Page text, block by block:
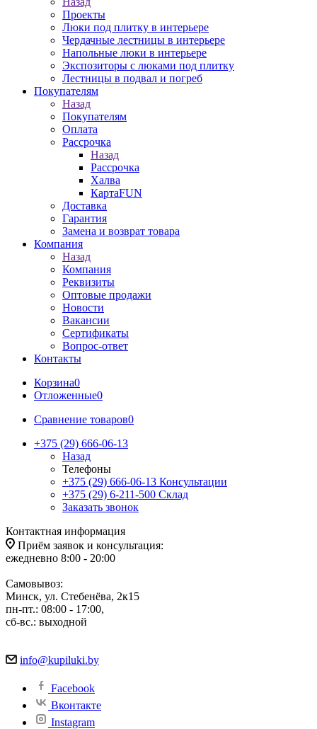
Проекты
Люки под плитку в интерьере
Чердачные лестницы в интерьере
Напольные люки в интерьере
Экспозиторы с люками под плитку
Лестницы в подвал и погреб
Покупателям
Назад
Покупателям
Оплата
Рассрочка
Назад
Рассрочка
Халва
КартаFUN
Доставка
Гарантия
Замена и возврат товара
Компания
Назад
Компания
Реквизиты
Оптовые продажи
Новости
Вакансии
Сертификаты
Вопрос-ответ
Контакты
Корзина0
Отложенные0
Сравнение товаров0
+375 (29) 666-06-13
Назад
Телефоны
+375 (29) 666-06-13 Консультации
+375 (29) 6-211-500 Склад
Заказать звонок
Контактная информация
Приём заявок и консультация:
ежедневно 8:00 - 20:00
Самовывоз:
Минск, ул. Стебенёва, 2к15
пн-пт.: 08:00 - 17:00,
сб-вс.: выходной
info@kupiluki.by
Facebook
Вконтакте
Instagram